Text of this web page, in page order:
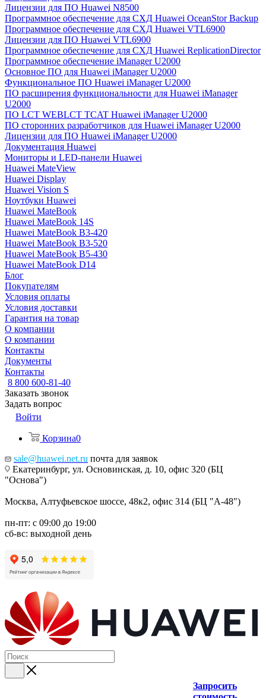
Лицензии для ПО Huawei N8500
Программное обеспечение для СХД Huawei OceanStor Backup
Программное обеспечение для СХД Huawei VTL6900
Лицензии для ПО Huawei VTL6900
Программное обеспечение для СХД Huawei ReplicationDirector
Программное обеспечение iManager U2000
Основное ПО для Huawei iManager U2000
Функциональное ПО Huawei iManager U2000
ПО расширения функциональности для Huawei iManager
U2000
ПО LCT WEBLCT TCAT Huawei iManager U2000
ПО сторонних разработчиков для Huawei iManager U2000
Лицензии для ПО Huawei iManager U2000
Документация Huawei
Мониторы и LED-панели Huawei
Huawei MateView
Huawei Display
Huawei Vision S
Ноутбуки Huawei
Huawei MateBook
Huawei MateBook 14S
Huawei MateBook B3-420
Huawei MateBook B3-520
Huawei MateBook B5-430
Huawei MateBook D14
Блог
Покупателям
Условия оплаты
Условия доставки
Гарантия на товар
О компании
О компании
Контакты
Документы
Контакты
8 800 600-81-40
Заказать звонок
Задать вопрос
Войти
Корзина0
sale@huawei.net.ru почта для заявок
Екатеринбург, ул. Основинская, д. 10, офис 320 (БЦ
"Основа")
Москва, Алтуфьевское шоссе, 48к2, офис 314 (БЦ "А-48")
пн-пт: с 09:00 до 19:00
сб-вс: выходной день
Запросить